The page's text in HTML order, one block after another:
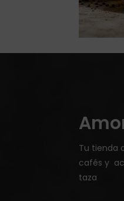
Tu tienda
cafés y
taza